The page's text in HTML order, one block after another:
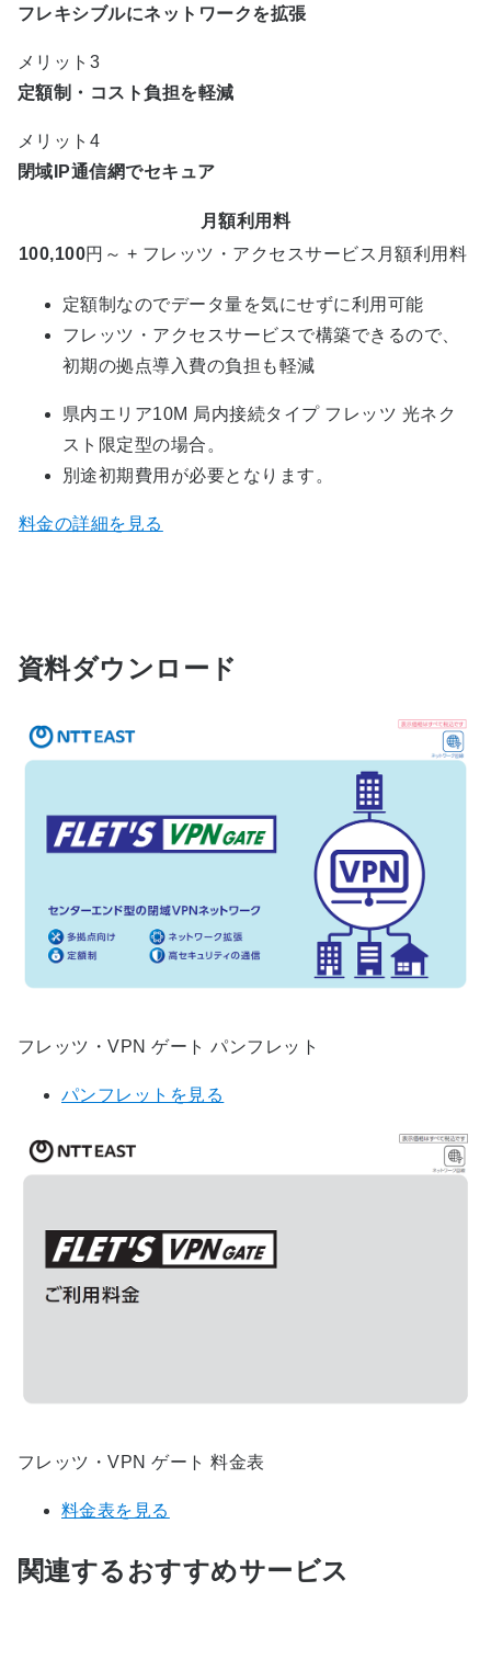
フレキシブルにネットワークを拡張
メリット3
定額制・コスト負担を軽減
メリット4
閉域IP通信網でセキュア
月額利用料
100,100円～ + フレッツ・アクセスサービス月額利用料
定額制なのでデータ量を気にせずに利用可能
フレッツ・アクセスサービスで構築できるので、
初期の拠点導入費の負担も軽減
県内エリア10M 局内接続タイプ フレッツ 光ネク
スト限定型の場合。
別途初期費用が必要となります。
料金の詳細を見る
資料ダウンロード
フレッツ・VPN ゲート パンフレット
パンフレットを見る
フレッツ・VPN ゲート 料金表
料金表を見る
関連するおすすめサービス